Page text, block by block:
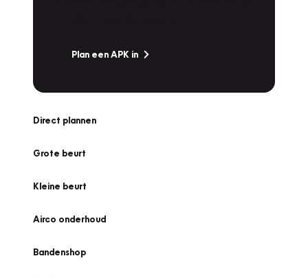
Plan een APK in
Direct plannen
Grote beurt
Kleine beurt
Airco onderhoud
Bandenshop